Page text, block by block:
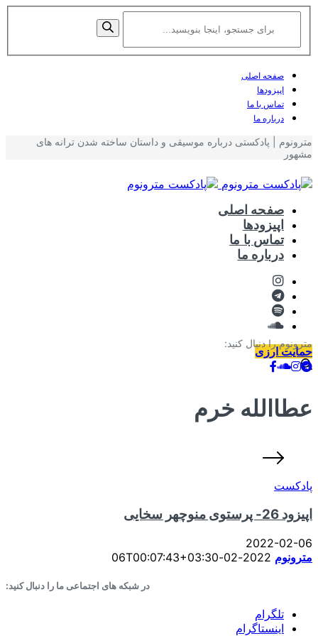
صفحه اصلی
اپیزودها
تماس با ما
درباره ما
مترونوم را دنبال کنید:
مترونوم | پادکستی درباره موسیقی و داستان ساخته شدن ترانه های
مشهور
صفحه اصلی
اپیزودها
تماس با ما
درباره ما
حمایت ارزی
عطاالله خرم
پادکست
اپیزود 26- پرستوی منوچهر سخایی
2022-02-06
مترونوم 2022-02-06T00:07:43+03:30
در شبکه های اجتماعی ما را دنبال کنید:
تلگرام
اینستاگرام